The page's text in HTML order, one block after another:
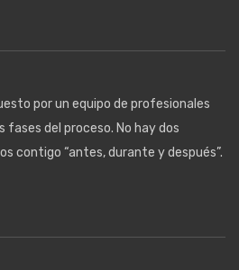
por un equipo de profesionales
del proceso. No hay dos
contigo “antes, durante y después”.